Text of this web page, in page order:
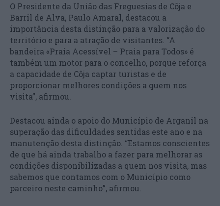
O Presidente da União das Freguesias de Côja e
Barril de Alva, Paulo Amaral, destacou a
importância desta distinção para a valorização do
território e para a atração de visitantes. “A
bandeira «Praia Acessível – Praia para Todos» é
também um motor para o concelho, porque reforça
a capacidade de Côja captar turistas e de
proporcionar melhores condições a quem nos
visita”, afirmou.
Destacou ainda o apoio do Município de Arganil na
superação das dificuldades sentidas este ano e na
manutenção desta distinção. “Estamos conscientes
de que há ainda trabalho a fazer para melhorar as
condições disponibilizadas a quem nos visita, mas
sabemos que contamos com o Município como
parceiro neste caminho”, afirmou.